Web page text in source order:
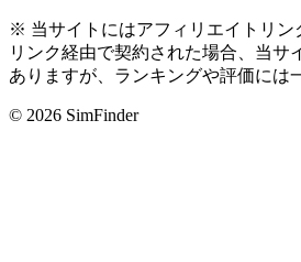
※ 当サイトにはアフィリエイトリン
リンク経由で契約された場合、当サ
ありますが、ランキングや評価には
© 2026 SimFinder